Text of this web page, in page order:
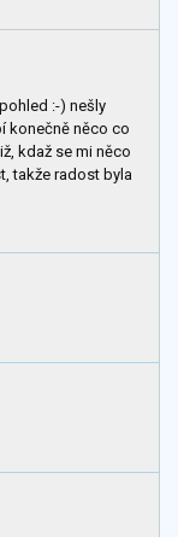
:-) nešly
konečně něco co
kdaž se mi něco
takže radost byla